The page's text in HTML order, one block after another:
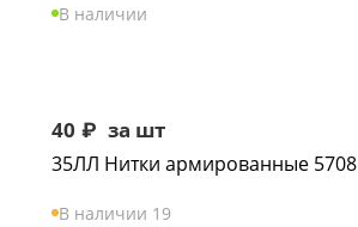
В наличии
40 ₽ за шт
35ЛЛ Нитки армированные 5708
В наличии 19